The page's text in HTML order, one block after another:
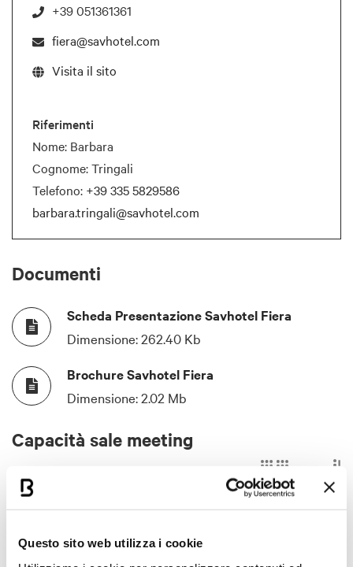
Questo sito web utilizza i cookie
+39 051361361
fiera@savhotel.com
Visita il sito
Riferimenti
Nome: Barbara
Cognome: Tringali
Telefono: +39 335 5829586
barbara.tringali@savhotel.com
Documenti
Scheda Presentazione Savhotel Fiera
Dimensione:262.40 Kb
Brochure Savhotel Fiera
Dimensione:2.02 Mb
Capacità sale meeting
SALA RIUNIONI TEATRO